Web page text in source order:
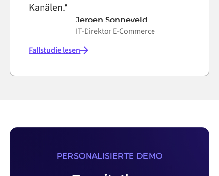
Kanälen.“
Jeroen Sonneveld
IT-Direktor E-Commerce
Fallstudie lesen
PERSONALISIERTE DEMO